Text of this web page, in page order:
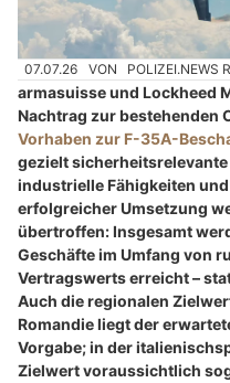
07.07.26 VON POLIZEI.NEWS
armasuisse und Lockheed
Nachtrag zur bestehenden
Vorhaben zur F-35A-
gezielt
industrielle Fähigkeiten
erfolgreicher Umsetzung
übertroffen: Insgesamt
Geschäfte im Umfang von
Vertragswerts erreicht –
Auch die regionalen
Romandie liegt der
Vorgabe; in der
Zielwert voraussichtlich